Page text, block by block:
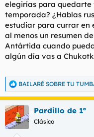
elegirías para
temporada? ¿Hablas
estudiar para currar en
al menos un resumen
Antártida cuando
algún día vas a
R
e
a
c
c
i
BAILARÉ SOBRE TU
Pardillo de 1ª
Clásico